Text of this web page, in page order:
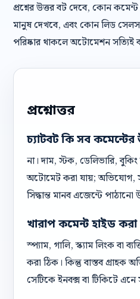
প্রশ্নের উত্তর বট দেবে, কোন
মানুষ দেখবে, এবং কোন লিড
পরিষ্কার থাকলে অটোমেশন সত্যিই
প্রশ্নোত্তর
চ্যাটবট কি সব কমেন্টের
না। দাম, স্টক, ডেলিভারি,
অটোমেট করা যায়; অভিযোগ,
সিদ্ধান্ত মানব এজেন্টে পাঠানো
খারাপ কমেন্ট হাইড
স্প্যাম, গালি, স্ক্যাম লিংক বা
করা ঠিক। কিন্তু বাস্তব
সেটিকে ইনবক্স বা টিকিটে